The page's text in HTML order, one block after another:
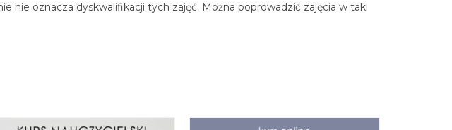
nie oznacza dyskwalifikacji tych zajęć. Można poprowadzić zajęcia w taki